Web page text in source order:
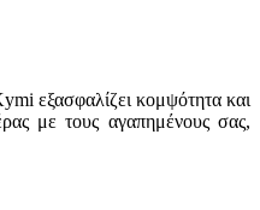
εξασφαλίζει κομψότητα και
με τους αγαπημένους σας,